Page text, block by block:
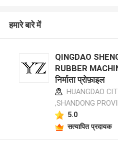
हमारे बारे में
QINGDAO
RUBBER
निर्माता प्रोफ़ाइल
HUANGDAO
,SHANDONG
5.0
सत्यापित प्रदायक